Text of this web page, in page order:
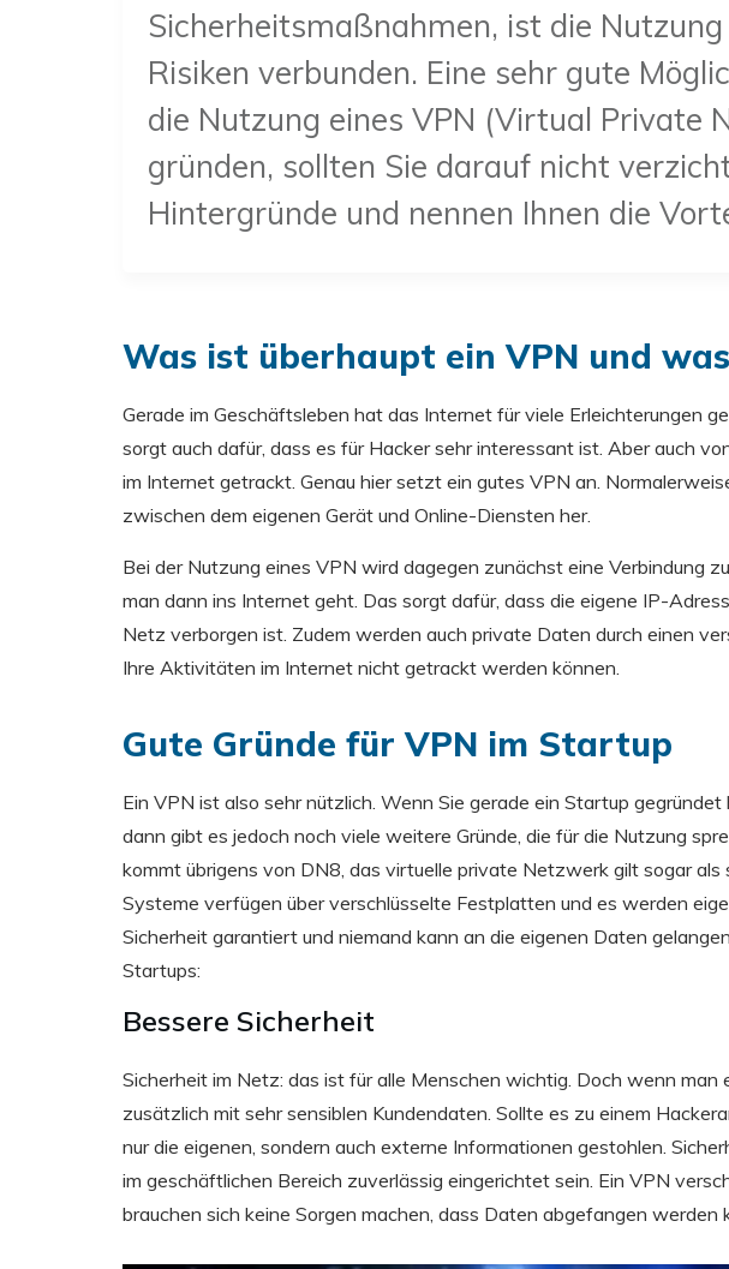
Sicherheitsmaßnahmen, ist die
Risiken verbunden. Eine sehr gute
die Nutzung eines VPN (Virtual Private
gründen, sollten Sie darauf nicht
Hintergründe und nennen Ihnen die
Was ist überhaupt ein VPN und
Gerade im Geschäftsleben hat das Internet für viele Erleichterungen
sorgt auch dafür, dass es für Hacker sehr interessant ist. Aber auch
im Internet getrackt. Genau hier setzt ein gutes VPN an.
zwischen dem eigenen Gerät und Online-Diensten her.
Bei der Nutzung eines VPN wird dagegen zunächst eine Verbindung
man dann ins Internet geht. Das sorgt dafür, dass die eigene IP-
Netz verborgen ist. Zudem werden auch private Daten durch einen
Ihre Aktivitäten im Internet nicht getrackt werden können.
Gute Gründe für VPN im Startup
Ein VPN ist also sehr nützlich. Wenn Sie gerade ein Startup
dann gibt es jedoch noch viele weitere Gründe, die für die Nutzung
kommt übrigens von DN8, das virtuelle private Netzwerk gilt sogar
Systeme verfügen über verschlüsselte Festplatten und es werden
Sicherheit garantiert und niemand kann an die eigenen Daten
Startups:
Bessere Sicherheit
Sicherheit im Netz: das ist für alle Menschen wichtig. Doch wenn
zusätzlich mit sehr sensiblen Kundendaten. Sollte es zu einem
nur die eigenen, sondern auch externe Informationen gestohlen.
im geschäftlichen Bereich zuverlässig eingerichtet sein. Ein VPN
brauchen sich keine Sorgen machen, dass Daten abgefangen werden